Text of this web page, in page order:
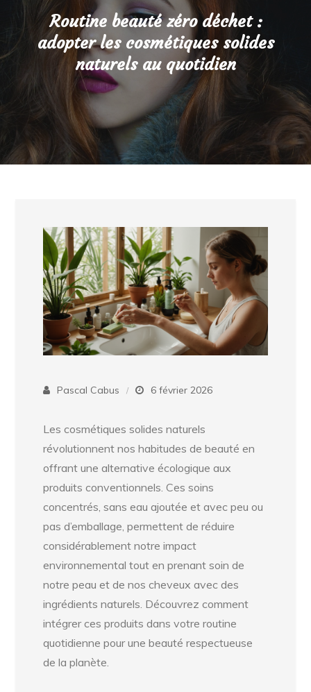
Routine beauté zéro déchet :
adopter les cosmétiques solides
naturels au quotidien
Pascal Cabus 6 février 2026
Les cosmétiques solides naturels
révolutionnent nos habitudes de beauté en
offrant une alternative écologique aux
produits conventionnels. Ces soins
concentrés, sans eau ajoutée et avec peu ou
pas d’emballage, permettent de réduire
considérablement notre impact
environnemental tout en prenant soin de
notre peau et de nos cheveux avec des
ingrédients naturels. Découvrez comment
intégrer ces produits dans votre routine
quotidienne pour une beauté respectueuse
de la planète.